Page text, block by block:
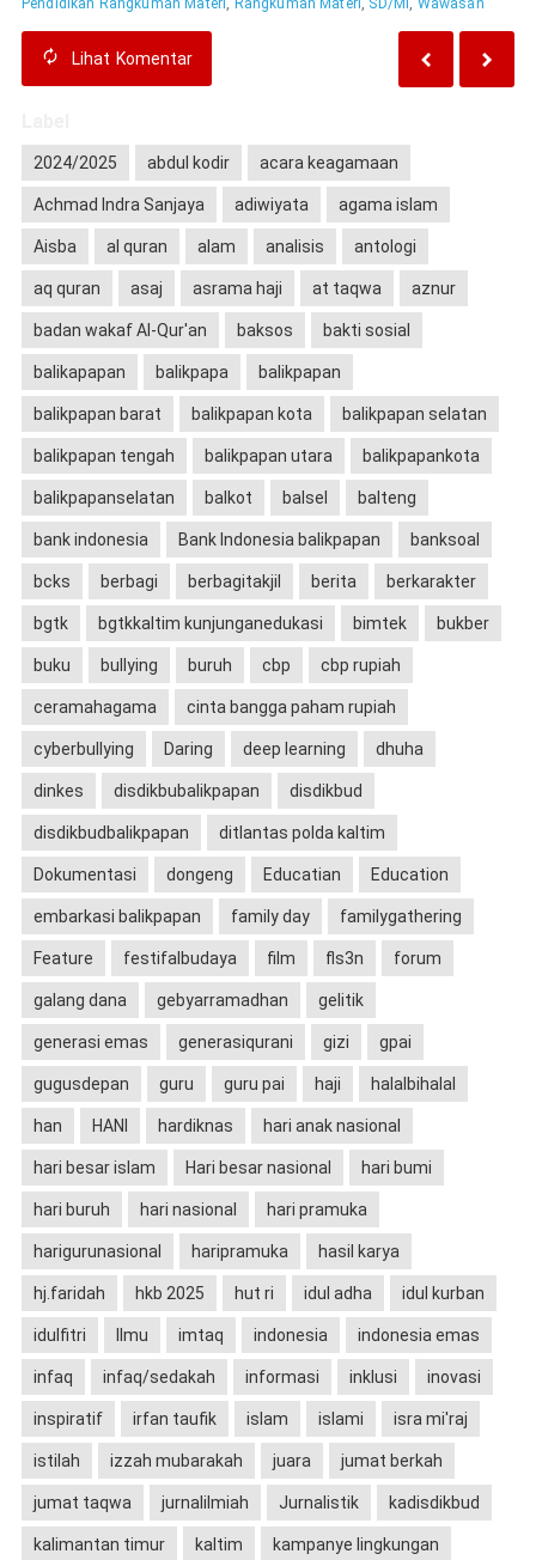
Pendidikan Rangkuman Materi, Rangkuman Materi, SD/MI , Wawasan
Lihat Komentar
2024/2025 abdul kodir acara keagamaan
Achmad Indra Sanjaya adiwiyata agama islam
Aisba al quran alam analisis antologi
aq quran asaj asrama haji at taqwa aznur
badan wakaf Al-Qur'an baksos bakti sosial
balikapapan balikpapa balikpapan
balikpapan barat balikpapan kota balikpapan selatan
balikpapan tengah balikpapan utara balikpapankota
balikpapanselatan balkot balsel balteng
bank indonesia Bank Indonesia balikpapan banksoal
bcks berbagi berbagitakjil berita berkarakter
bgtk bgtkkaltim kunjunganedukasi bimtek bukber
buku bullying buruh cbp cbp rupiah
ceramahagama cinta bangga paham rupiah
cyberbullying Daring deep learning dhuha
dinkes disdikbubalikpapan disdikbud
disdikbudbalikpapan ditlantas polda kaltim
Dokumentasi dongeng Educatian Education
embarkasi balikpapan family day familygathering
Feature festifalbudaya film fls3n forum
galang dana gebyarramadhan gelitik
generasi emas generasiqurani gizi gpai
gugusdepan guru guru pai haji halalbihalal
han HANI hardiknas hari anak nasional
hari besar islam Hari besar nasional hari bumi
hari buruh hari nasional hari pramuka
harigurunasional haripramuka hasil karya
hj.faridah hkb 2025 hut ri idul adha idul kurban
idulfitri Ilmu imtaq indonesia indonesia emas
infaq infaq/sedakah informasi inklusi inovasi
inspiratif irfan taufik islam islami isra mi'raj
istilah izzah mubarakah juara jumat berkah
jumat taqwa jurnalilmiah Jurnalistik kadisdikbud
kalimantan timur kaltim kampanye lingkungan